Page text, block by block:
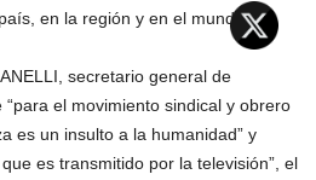
en la región y en el mundo”.
secretario general de
el movimiento sindical y obrero
es un insulto a la humanidad” y
es transmitido por la televisión”, el